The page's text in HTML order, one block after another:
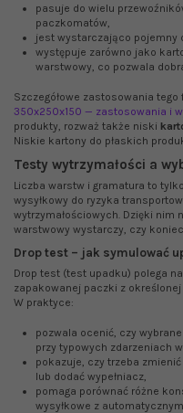
pasuje do wielu
paczkomatów,
jest wystarczająco pojemny
występuje zarówno jako
warstwowy, co pozwala
Szczegółowe zastosowania
350x250x150 — zastosowania i
produkty, rozważ także niski
Niskie kartony do płaskich
Testy wytrzymałości a
Liczba warstw i gramatura to
wysyłkowy do ryzyka
wytrzymałościowych. Dzięki nim
warstwowy wystarczy, czy
Drop test – jak symulować
Drop test (test upadku) polega
zapakowanej paczki z
W praktyce:
pozwala ocenić, czy
przy typowych zdarzeniach
pokazuje, czy trzeba
lub dodać wypełniacz,
pomaga porównać różne
wysyłkowe z